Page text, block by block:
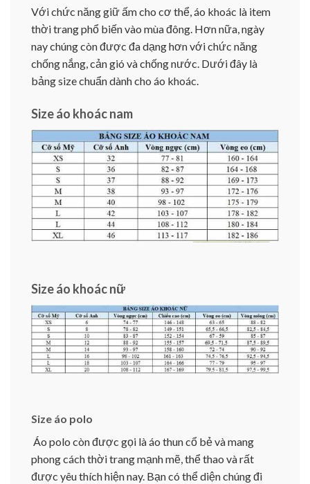
Với chức năng giữ ấm cho cơ thể, áo khoác là item
thời trang phổ biến vào mùa đông. Hơn nữa, ngày
nay chúng còn được đa dạng hơn với chức năng
chống nắng, cản gió và chống nước. Dưới đây là
bảng size chuẩn dành cho áo khoác.
Size áo khoác nam
Size áo khoác nữ
Size áo polo
Áo polo còn được gọi là áo thun cổ bẻ và mang
phong cách thời trang mạnh mẽ, thể thao và rất
được yêu thích hiện nay. Bạn có thể diện chúng đi